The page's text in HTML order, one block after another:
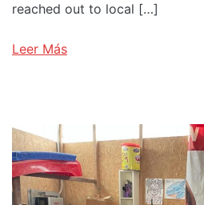
reached out to local […]
Leer Más